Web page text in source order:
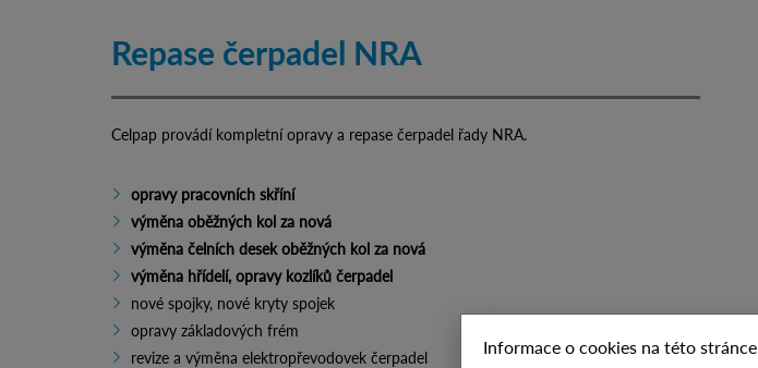
Informace o cookies na této stránce
Repase čerpadel NRA
Celpap provádí kompletní opravy a repase čerpadel řady NRA.
opravy pracovních skříní
výměna oběžných kol za nová
výměna čelních desek oběžných kol za nová
výměna hřídelí, opravy kozlíků čerpadel
nové spojky, nové kryty spojek
opravy základových frém
revize a výměna elektropřevodovek čerpadel